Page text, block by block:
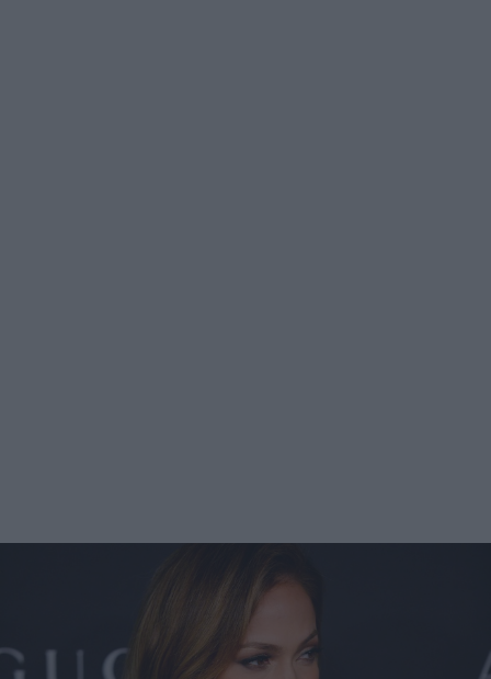
occorre aggiungere il cacao, le uova e la farina. Alla fine,
quando tutto sarà mescolato, si aggiungono anche le
affinché i brownies cuociano per circa 25 minuti a 180
gradi. Per una colazione romantica, preparata nel migliore